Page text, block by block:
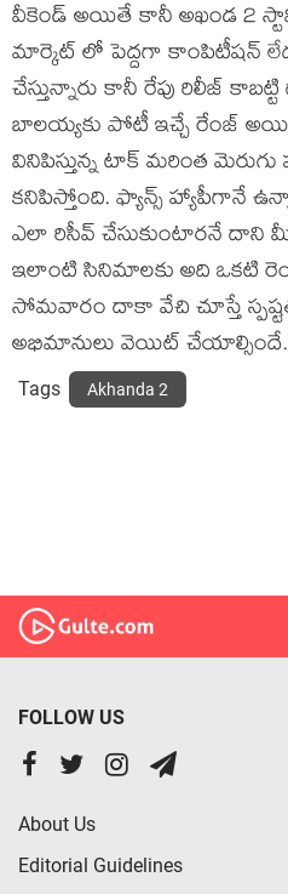
వీకెండ్ అయితే కానీ అఖండ 2
మార్కెట్ లో పెద్దగా కాంపిటీషన్
చేస్తున్నారు కానీ రేపు రిలీజ్
బాలయ్యకు పోటీ ఇచ్చే రేంజ్ అయితే
వినిపిస్తున్న టాక్ మరింత
కనిపిస్తోంది. ఫ్యాన్స్ హ్యాపీగానే
ఎలా రిసీవ్ చేసుకుంటారనే దాని
ఇలాంటి సినిమాలకు అది ఒకటి
సోమవారం దాకా వేచి చూస్తే
అభిమానులు వెయిట్ చేయాల్సిందే.
Tags Akhanda 2
FOLLOW US
About Us
Editorial Guidelines